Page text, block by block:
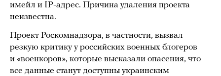
имейл и IP-адрес. Причина удаления проекта
неизвестна.
Проект Роскомнадзора, в частности, вызвал
резкую критику у российских военных блогеров
и «военкоров», которые высказали опасения, что
все данные станут доступны украинским